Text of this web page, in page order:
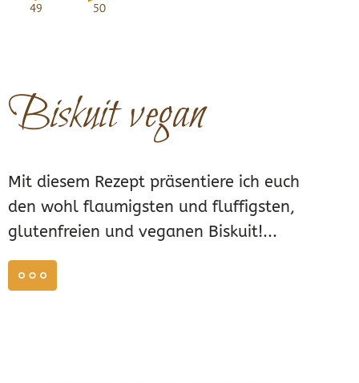
49 50
Biskuit vegan
Mit diesem Rezept präsentiere ich euch
den wohl flaumigsten und fluffigsten,
glutenfreien und veganen Biskuit!...